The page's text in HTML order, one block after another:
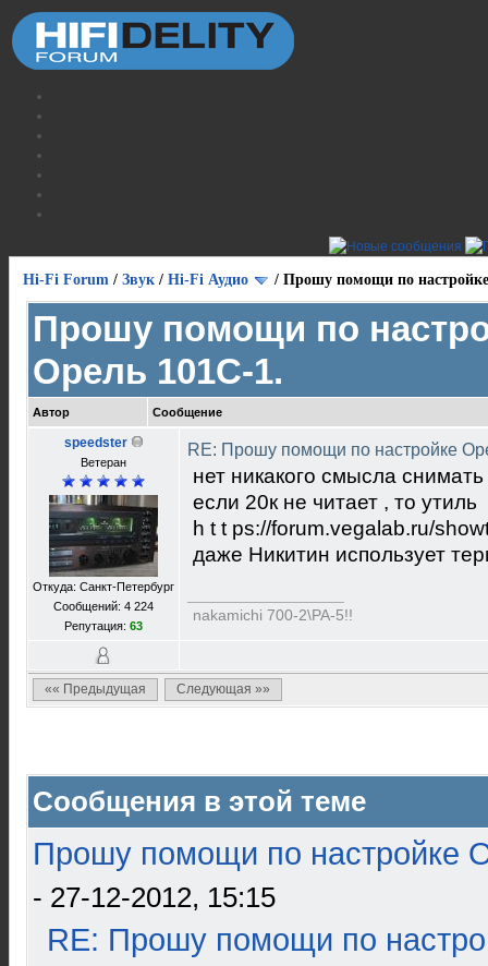
Hi-Fi Forum / Звук / Hi-Fi Аудио / Прошу помощи по
Прошу помощи по
Орель 101С-1.
Автор Сообщение
speedster
Ветеран
Откуда: Санкт-Петербург
Сообщений: 4 224
Репутация: 63
RE: Прошу помощи по настройке
нет никакого смысла
если 20к не читает , то утиль
h t t ps://forum.vegalab.ru/
даже Никитин использует
nakamichi 700-2\PA-5!!
«« Предыдущая Следующая »»
Сообщения в этой теме
Прошу помощи по настройке
- 27-12-2012, 15:15
RE: Прошу помощи по